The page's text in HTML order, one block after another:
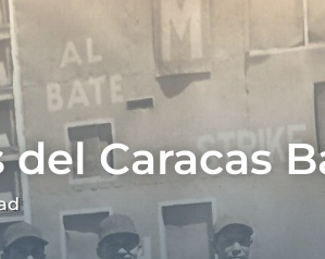
del Caracas